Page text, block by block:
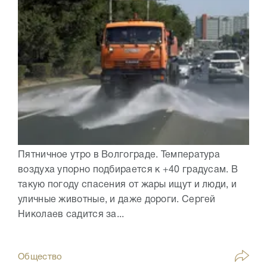
Пятничное утро в Волгограде. Температура
воздуха упорно подбирается к +40 градусам. В
такую погоду спасения от жары ищут и люди, и
уличные животные, и даже дороги. Сергей
Николаев садится за...
Общество